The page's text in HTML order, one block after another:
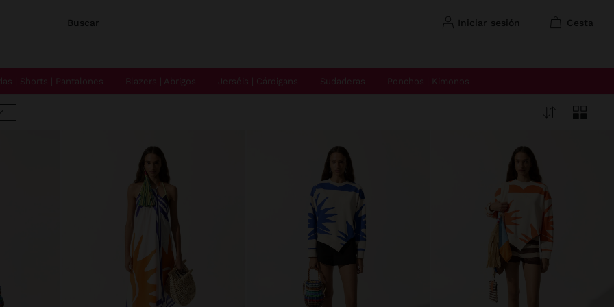
Buscar iniciar sesión cesta
| Shorts | Pantalones Blazers | Abrigos Jerséis | Cárdigans Sudaderas Ponchos | Kimonos